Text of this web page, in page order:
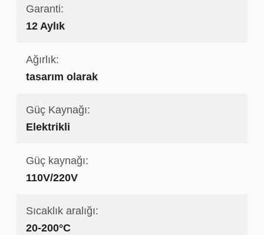
Garanti:
12 Aylık
Ağırlık:
tasarım olarak
Güç Kaynağı:
Elektrikli
Güç kaynağı:
110V/220V
Sıcaklık aralığı:
20-200°C